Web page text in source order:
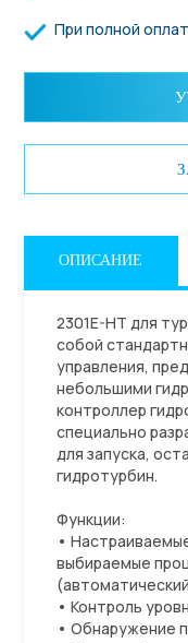
При полной
ОПИСАНИЕ
2301E-HT для
собой
управления,
небольшими
контроллер
специально
для запуска,
гидротурбин.
Функции:
•
выбираемые
• Контроль
• Обнаружение